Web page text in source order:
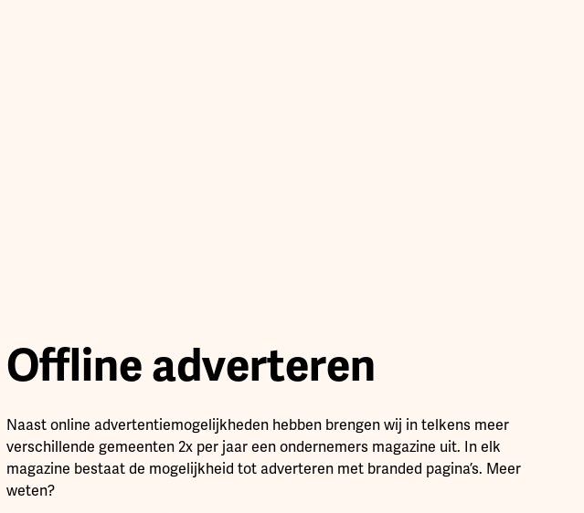
Offline adverteren
Naast online advertentiemogelijkheden hebben brengen wij in telkens meer
verschillende gemeenten 2x per jaar een ondernemers magazine uit. In elk
magazine bestaat de mogelijkheid tot adverteren met branded pagina’s. Meer
weten?